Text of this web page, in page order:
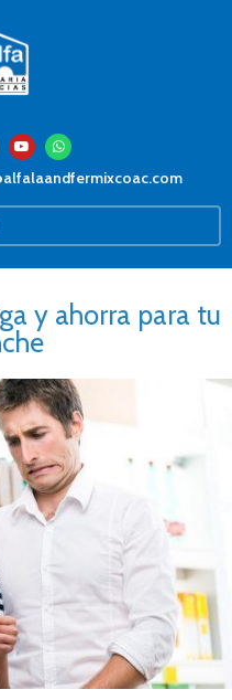
y ahorra para tu